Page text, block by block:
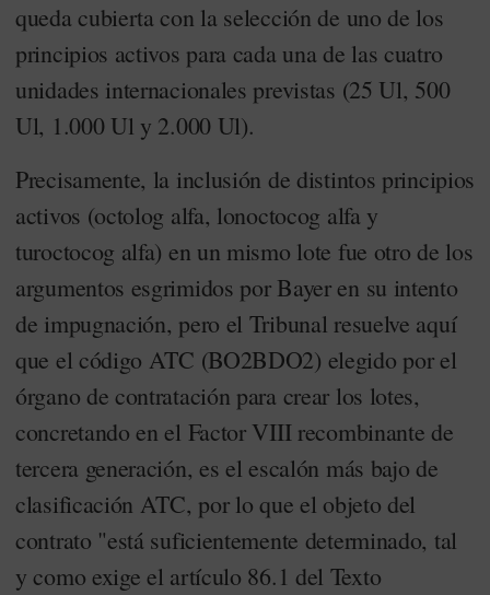
queda cubierta con la selección de uno de los
principios activos para cada una de las cuatro
unidades internacionales previstas (25 Ul, 500
Ul, 1.000 Ul y 2.000 Ul).
Precisamente, la inclusión de distintos principios
activos (octolog alfa, lonoctocog alfa y
turoctocog alfa) en un mismo lote fue otro de los
argumentos esgrimidos por Bayer en su intento
de impugnación, pero el Tribunal resuelve aquí
que el código ATC (BO2BDO2) elegido por el
órgano de contratación para crear los lotes,
concretando en el Factor VIII recombinante de
tercera generación, es el escalón más bajo de
clasificación ATC, por lo que el objeto del
contrato "está suficientemente determinado, tal
y como exige el artículo 86.1 del Texto